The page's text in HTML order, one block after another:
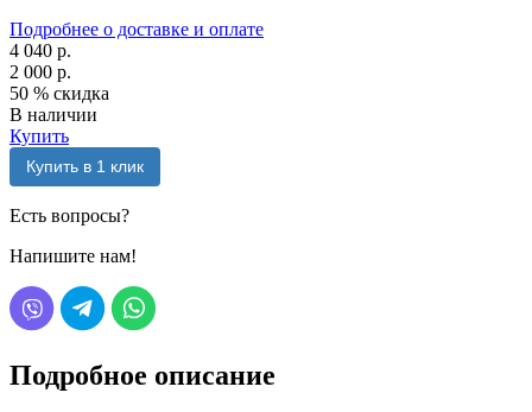
Подробнее о доставке и оплате
4 040 р.
2 000 р.
50 % скидка
В наличии
Купить
Купить в 1 клик
Есть вопросы?
Напишите нам!
Подробное описание